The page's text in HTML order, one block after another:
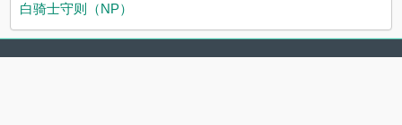
白骑士守则（NP）